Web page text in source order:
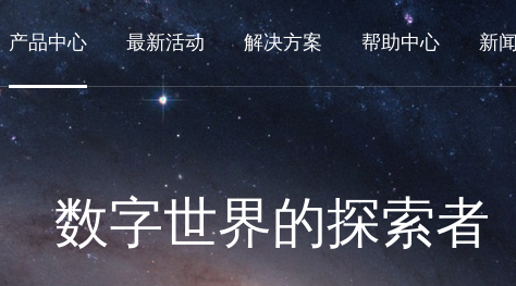
产品中心 最新活动 解决方案 帮助中心 新
数字世界的探索者